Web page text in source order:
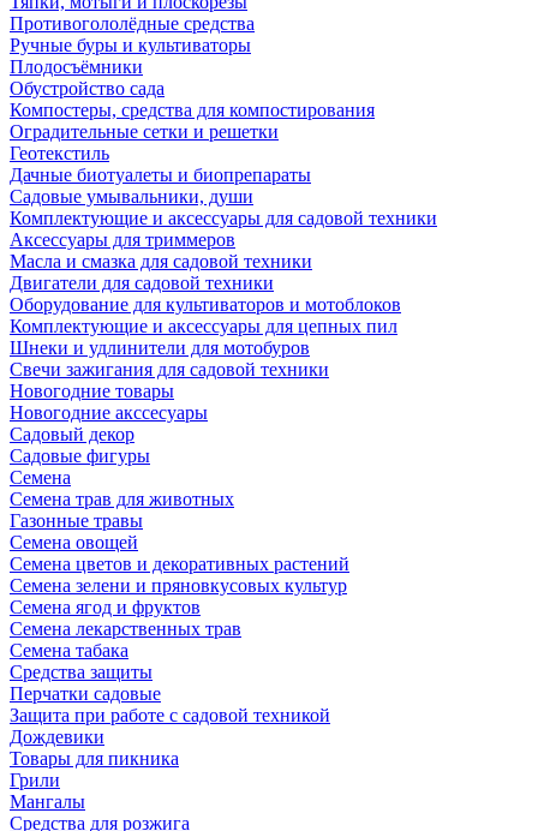
Противогололёдные средства
Ручные буры и культиваторы
Плодосъёмники
Обустройство сада
Компостеры, средства для компостирования
Оградительные сетки и решетки
Геотекстиль
Дачные биотуалеты и биопрепараты
Садовые умывальники, души
Комплектующие и аксессуары для садовой техники
Аксессуары для триммеров
Масла и смазка для садовой техники
Двигатели для садовой техники
Оборудование для культиваторов и мотоблоков
Комплектующие и аксессуары для цепных пил
Шнеки и удлинители для мотобуров
Свечи зажигания для садовой техники
Новогодние товары
Новогодние акссесуары
Садовый декор
Садовые фигуры
Семена
Семена трав для животных
Газонные травы
Семена овощей
Семена цветов и декоративных растений
Семена зелени и пряновкусовых культур
Семена ягод и фруктов
Семена лекарственных трав
Семена табака
Средства защиты
Перчатки садовые
Защита при работе с садовой техникой
Дождевики
Товары для пикника
Грили
Мангалы
Средства для розжига